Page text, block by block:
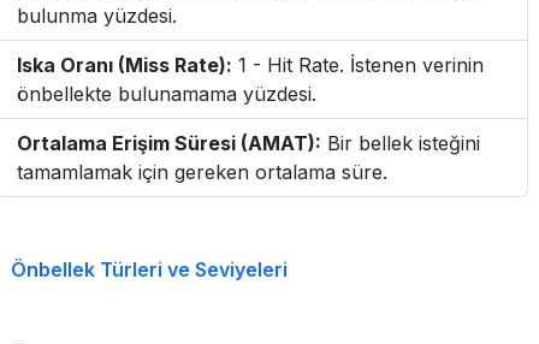
bulunma yüzdesi.
Iska Oranı (Miss Rate): 1 - Hit Rate. İstenen verinin
önbellekte bulunamama yüzdesi.
Ortalama Erişim Süresi (AMAT): Bir bellek isteğini
tamamlamak için gereken ortalama süre.
Önbellek Türleri ve Seviyeleri